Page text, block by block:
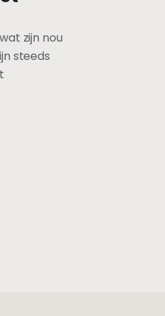
zijn nou
steeds